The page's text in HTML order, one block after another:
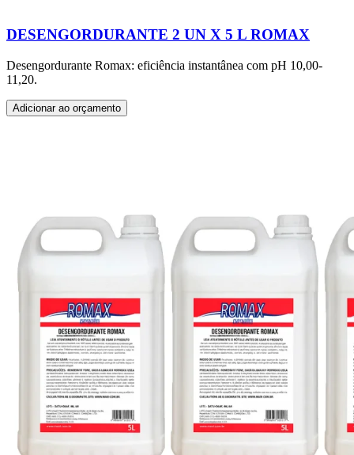
DESENGORDURANTE 2 UN X 5 L ROMAX
Desengordurante Romax: eficiência instantânea com pH 10,00-
11,20.
Adicionar ao orçamento